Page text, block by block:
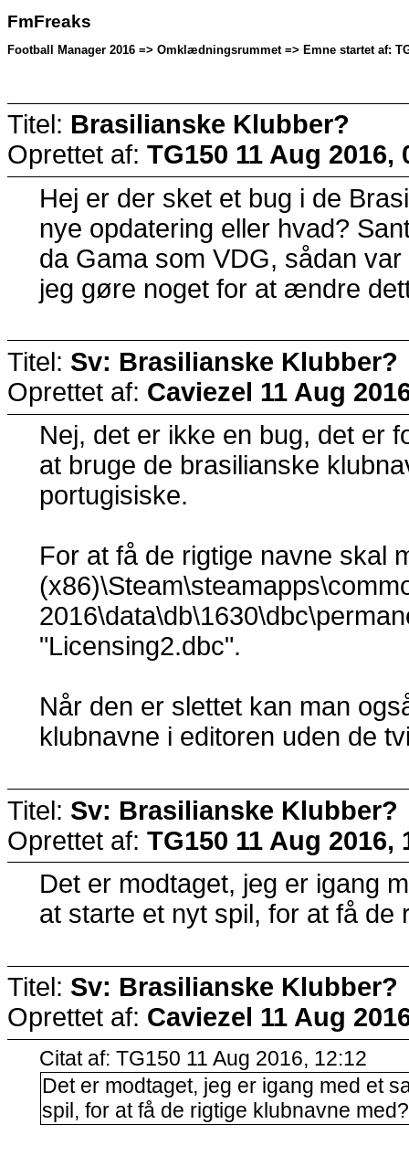
FmFreaks
Football Manager 2016 => Omklædningsrummet => Emne startet af:
Titel: Brasilianske Klubber?
Oprettet af: TG150 11 Aug 2016,
Hej er der sket et bug i de
nye opdatering eller hvad?
da Gama som VDG, sådan
jeg gøre noget for at ændre
Titel: Sv: Brasilianske Klubber?
Oprettet af: Caviezel 11 Aug
Nej, det er ikke en bug, det er
at bruge de brasilianske
portugisiske.
For at få de rigtige navne skal
"Licensing2.dbc".
Når den er slettet kan man
klubnavne i editoren uden de
Titel: Sv: Brasilianske Klubber?
Oprettet af: TG150 11 Aug 2016,
Det er modtaget, jeg er igang
at starte et nyt spil, for at få de
Titel: Sv: Brasilianske Klubber?
Oprettet af: Caviezel 11 Aug
Citat af: TG150 11 Aug 2016, 12:12
Det er modtaget, jeg er igang med et
spil, for at få de rigtige klubnavne